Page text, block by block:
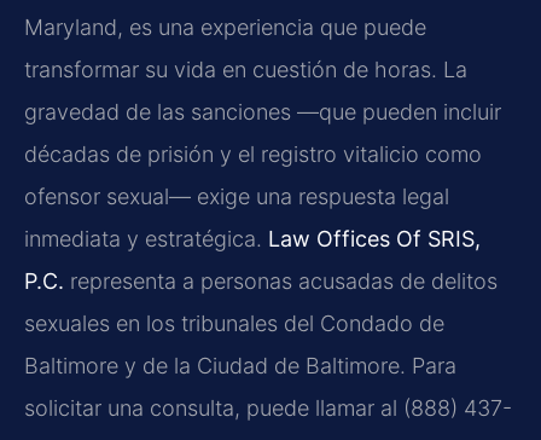
Maryland, es una experiencia que puede
transformar su vida en cuestión de horas. La
gravedad de las sanciones —que pueden incluir
décadas de prisión y el registro vitalicio como
ofensor sexual— exige una respuesta legal
inmediata y estratégica. Law Offices Of SRIS,
P.C. representa a personas acusadas de delitos
sexuales en los tribunales del Condado de
Baltimore y de la Ciudad de Baltimore. Para
solicitar una consulta, puede llamar al (888) 437-